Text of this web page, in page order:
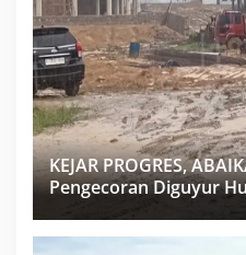
KEJAR PROGRES,
Pengecoran Diguyur
Miliar Sukma Nias,
PPK Bungkam